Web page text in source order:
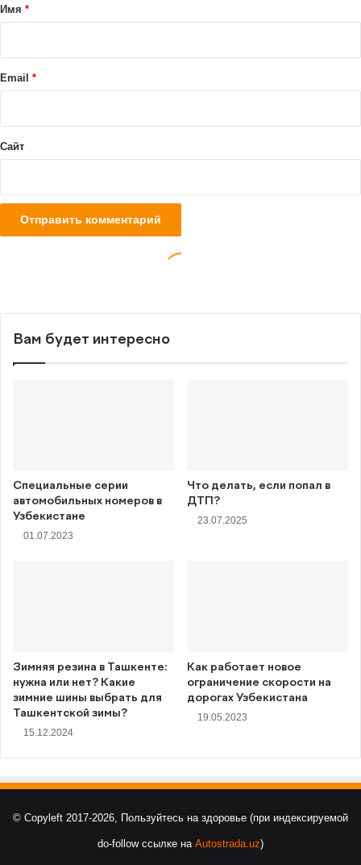
Вам будет интересно
Специальные серии
автомобильных номеров в
Узбекистане
01.07.2023
Что делать, если попал в
ДТП?
23.07.2025
Зимняя резина в Ташкенте:
нужна или нет? Какие
зимние шины выбрать для
Ташкентской зимы?
15.12.2024
Как работает новое
ограничение скорости на
дорогах Узбекистана
19.05.2023
© Copyleft 2017-2026, Пользуйтесь на здоровье (при индексируемой
do-follow ссылке на Autostrada.uz)